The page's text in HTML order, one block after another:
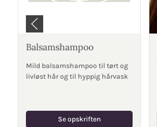
Balsamshampoo
Mild balsamshampoo til tørt og
livløst hår og til hyppig hårvask
Se opskriften